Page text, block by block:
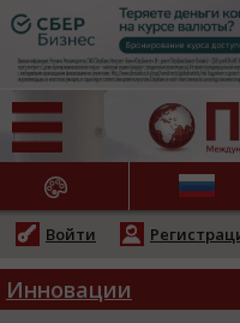
НОВОСТИ
Войти
Инновации